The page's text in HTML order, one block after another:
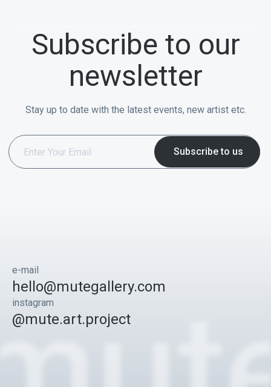
Subscribe to our
newsletter
Stay up to date with the latest events, new artist etc.
e-mail
hello@mutegallery.com
instagram
@mute.art.project